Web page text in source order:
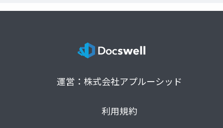
運営：株式会社アプルーシッド
利用規約